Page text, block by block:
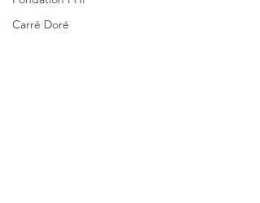
Carré Doré